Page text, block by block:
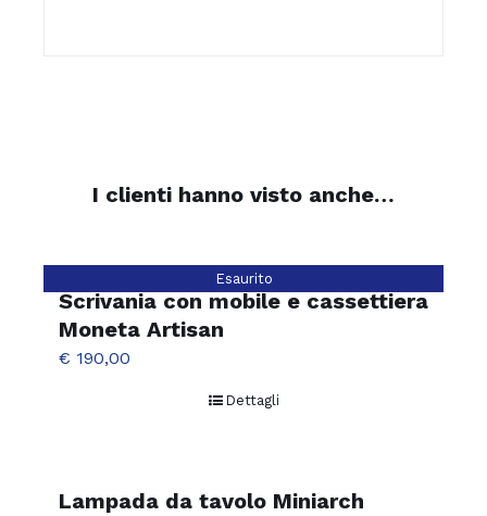
I clienti hanno visto anche…
Esaurito
Scrivania con mobile e cassettiera
Moneta Artisan
€ 190,00
Dettagli
Lampada da tavolo Miniarch